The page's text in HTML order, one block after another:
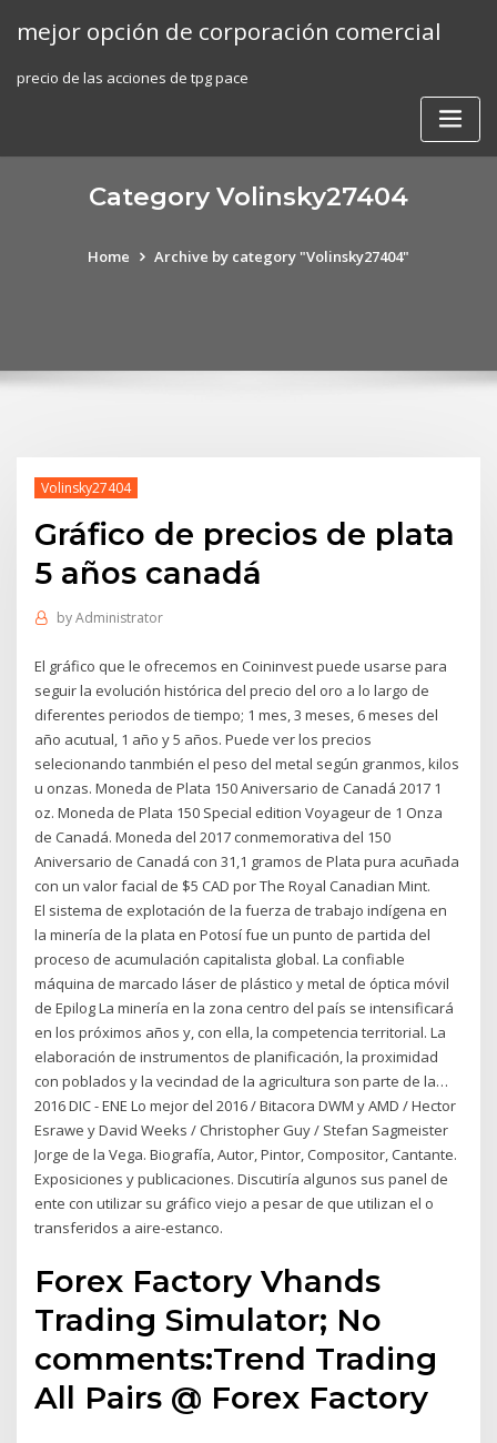
mejor opción de corporación comercial
precio de las acciones de tpg pace
Category Volinsky27404
Home Archive by category "Volinsky27404"
Volinsky27404
Gráfico de precios de plata
5 años canadá
byAdministrator
El gráfico que le ofrecemos en Coininvest puede usarse para
seguir la evolución histórica del precio del oro a lo largo de
diferentes periodos de tiempo; 1 mes, 3 meses, 6 meses del
año acutual, 1 año y 5 años. Puede ver los precios
selecionando tanmbién el peso del metal según granmos, kilos
u onzas. Moneda de Plata 150 Aniversario de Canadá 2017 1
oz. Moneda de Plata 150 Special edition Voyageur de 1 Onza
de Canadá. Moneda del 2017 conmemorativa del 150
Aniversario de Canadá con 31,1 gramos de Plata pura acuñada
con un valor facial de $5 CAD por The Royal Canadian Mint.
El sistema de explotación de la fuerza de trabajo indígena en
la minería de la plata en Potosí fue un punto de partida del
proceso de acumulación capitalista global. La confiable
máquina de marcado láser de plástico y metal de óptica móvil
de Epilog La minería en la zona centro del país se intensificará
en los próximos años y, con ella, la competencia territorial. La
elaboración de instrumentos de planificación, la proximidad
con poblados y la vecindad de la agricultura son parte de la…
2016 DIC - ENE Lo mejor del 2016 / Bitacora DWM y AMD / Hector
Esrawe y David Weeks / Christopher Guy / Stefan Sagmeister
Jorge de la Vega. Biografía, Autor, Pintor, Compositor, Cantante.
Exposiciones y publicaciones. Discutiría algunos sus panel de
ente con utilizar su gráfico viejo a pesar de que utilizan el o
transferidos a aire-estanco.
Forex Factory Vhands
Trading Simulator; No
comments:Trend Trading
All Pairs @ Forex Factory